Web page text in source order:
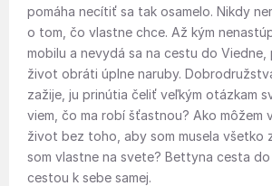
pomáha necítiť sa tak osamelo. Nikdy
o tom, čo vlastne chce. Až kým
mobilu a nevydá sa na cestu do Viedne,
život obráti úplne naruby.
zažije, ju prinútia čeliť veľkým otázkam
viem, čo ma robí šťastnou? Ako môžem
život bez toho, aby som musela všetko
som vlastne na svete? Bettyna cesta
cestou k sebe samej.